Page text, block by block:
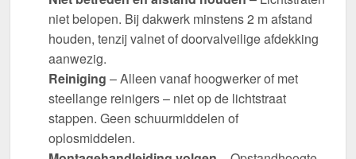
niet belopen. Bij dakwerk minstens 2 m afstand
houden, tenzij valnet of doorvalveilige afdekking
aanwezig.
Reiniging – Alleen vanaf hoogwerker of met
steellange reinigers – niet op de lichtstraat
stappen. Geen schuurmiddelen of
oplosmiddelen.